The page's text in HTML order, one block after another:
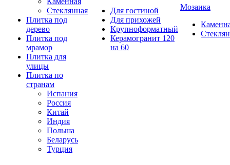
Стеклянная
Плитка под
дерево
Плитка под
мрамор
Плитка для
улицы
Плитка по
странам
Испания
Россия
Китай
Индия
Польша
Беларусь
Турция
Для гостиной
Для прихожей
Крупноформатный
Керамогранит 120
на 60
Мозаика